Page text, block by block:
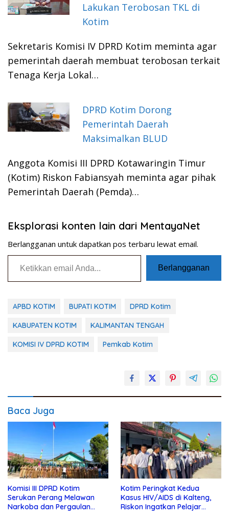
Lakukan Terobosan TKL di
Kotim
Sekretaris Komisi IV DPRD Kotim meminta agar
pemerintah daerah membuat terobosan terkait
Tenaga Kerja Lokal…
DPRD Kotim Dorong
Pemerintah Daerah
Maksimalkan BLUD
Anggota Komisi III DPRD Kotawaringin Timur
(Kotim) Riskon Fabiansyah meminta agar pihak
Pemerintah Daerah (Pemda)…
Eksplorasi konten lain dari MentayaNet
Berlangganan untuk dapatkan pos terbaru lewat email.
Ketikkan email Anda...
Berlangganan
APBD KOTIM BUPATI KOTIM DPRD Kotim
KABUPATEN KOTIM KALIMANTAN TENGAH
KOMISI IV DPRD KOTIM Pemkab Kotim
Baca Juga
Komisi III DPRD Kotim
Serukan Perang Melawan
Narkoba dan Pergaulan
Kotim Peringkat Kedua
Kasus HIV/AIDS di Kalteng,
Riskon Ingatkan Pelajar